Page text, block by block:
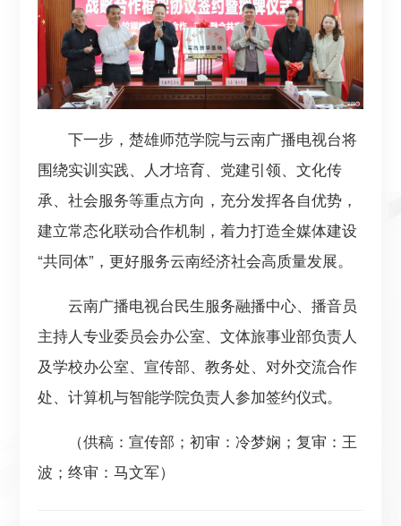
下一步，楚雄师范学院与云南广播电视台将
围绕实训实践、人才培育、党建引领、文化传
承、社会服务等重点方向，充分发挥各自优势，
建立常态化联动合作机制，着力打造全媒体建设
“共同体”，更好服务云南经济社会高质量发展。
云南广播电视台民生服务融播中心、播音员
主持人专业委员会办公室、文体旅事业部负责人
及学校办公室、宣传部、教务处、对外交流合作
处、计算机与智能学院负责人参加签约仪式。
（供稿：宣传部；初审：冷梦娴；复审：王
波；终审：马文军）